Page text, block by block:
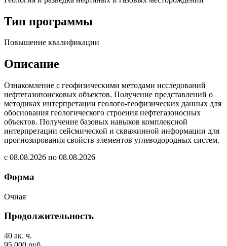
Тип программы
Повышение квалификации
Описание
Ознакомление с геофизическими методами исследований
нефтегазопоисковых объектов. Получение представлений о
методиках интерпретации геолого-геофизических данных для
обоснования геологического строения нефтегазоносных
объектов. Получение базовых навыков комплексной
интерпретации сейсмической и скважинной информации для
прогнозирования свойств элементов углеводородных систем.
с 08.08.2026 по 08.08.2026
Форма
Очная
Продолжительность
40 ак. ч.